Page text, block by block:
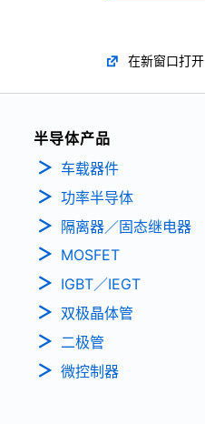
在新窗口打开
半导体产品
车载器件
功率半导体
隔离器／固态继电器
MOSFET
IGBT／IEGT
双极晶体管
二极管
微控制器